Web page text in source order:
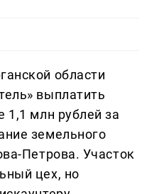
области
выплатить
1,1 млн рублей за
земельного
Петрова. Участок
цех, но